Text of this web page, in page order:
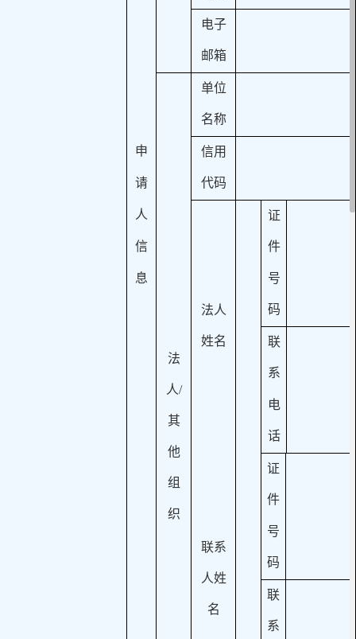
申
请
人
信
息
电子
邮箱
法
人/
其
他
组
织
单位
名称
信用
代码
法人
姓名
证
件
号
码
联
系
电
话
联系
人姓
名
证
件
号
码
联
系